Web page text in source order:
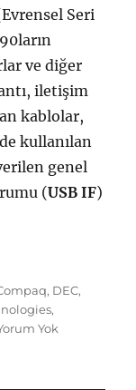
Seri
ve diğer
iletişim
kablolar,
kullanılan
genel
(USB IF)
, DEC,
,
Yok